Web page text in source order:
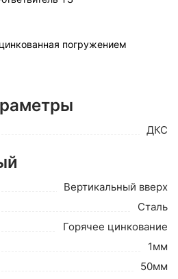
погружением
ДКС
Вертикальный вверх
Сталь
Горячее цинкование
1мм
50мм